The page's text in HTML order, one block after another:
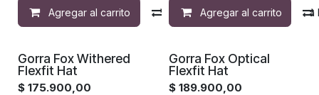
Agregar al carrito Compara Agregar a la
Agregar al carrito
Gorra Fox Withered
Flexfit Hat
$ 175.900,00
Gorra Fox Optical
Flexfit Hat
$189.900,00